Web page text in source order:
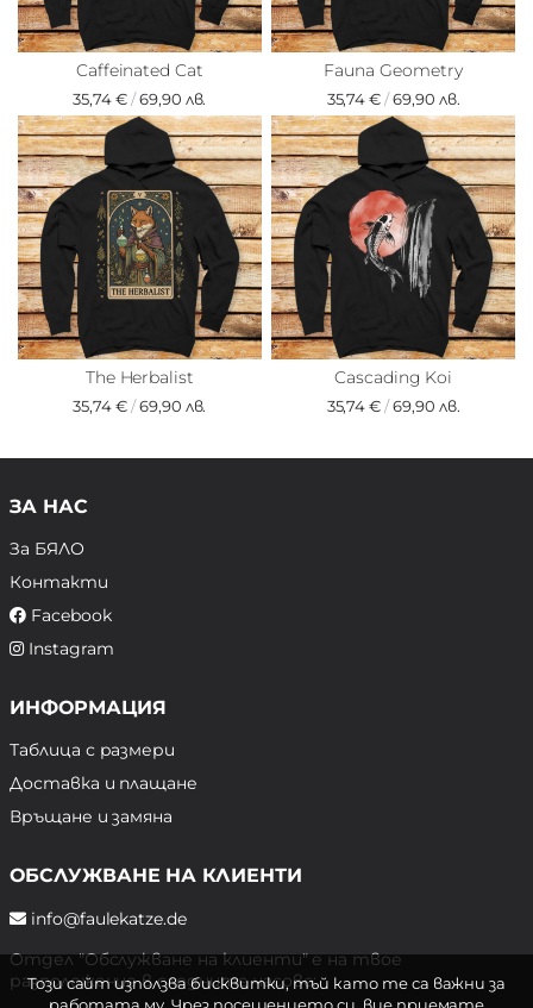
Caffeinated Cat
35,74 €/69,90 лв.
Fauna Geometry
35,74 €/69,90 лв.
The Herbalist
35,74 €/69,90 лв.
Cascading Koi
35,74 €/69,90 лв.
ЗА НАС
За БЯЛО
Контакти
Facebook
Instagram
ИНФОРМАЦИЯ
Таблица с размери
Доставка и плащане
Връщане и замяна
ОБСЛУЖВАНЕ НА КЛИЕНТИ
info@faulekatze.de
Отдел "Обслужване на клиенти" е на твое
разположение в следните часове:
Този сайт използва бисквитки, тъй като те са важни за